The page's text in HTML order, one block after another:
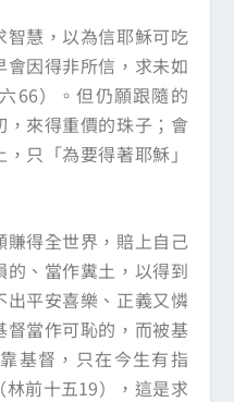
慧，以為信耶穌可吃
因得非所信，求未如
66）。但仍願跟隨的
來得重價的珠子；會
只「為要得著耶穌」
得全世界，賠上自己
、當作糞土，以得到
平安喜樂、正義又憐
當作可恥的，而被基
基督，只在今生有指
前十五19），這是求